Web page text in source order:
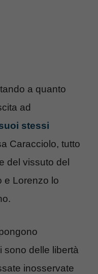
a quanto
ad
stessi
Caracciolo, tutto
del vissuto del
e Lorenzo lo
sono delle libertà
inosservate